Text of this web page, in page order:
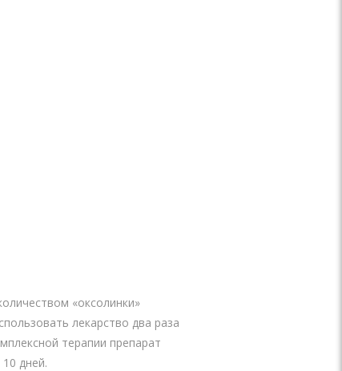
«оксолинки»
лекарство два раза
терапии препарат
дней.